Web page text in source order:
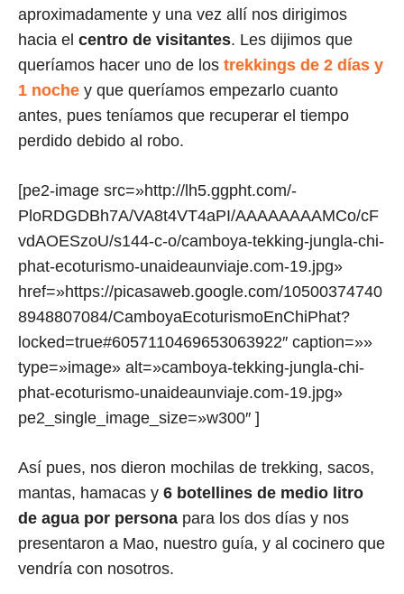
aproximadamente y una vez allí nos dirigimos
hacia el centro de visitantes. Les dijimos que
queríamos hacer uno de los trekkings de 2 días y
1 noche y que queríamos empezarlo cuanto
antes, pues teníamos que recuperar el tiempo
perdido debido al robo.
[pe2-image src=»http://lh5.ggpht.com/-
PloRDGDBh7A/VA8t4VT4aPI/AAAAAAAAMCo/cF
vdAOESzoU/s144-c-o/camboya-tekking-jungla-chi-
phat-ecoturismo-unaideaunviaje.com-19.jpg»
href=»https://picasaweb.google.com/10500374740
8948807084/CamboyaEcoturismoEnChiPhat?
locked=true#6057110469653063922″ caption=»»
type=»image» alt=»camboya-tekking-jungla-chi-
phat-ecoturismo-unaideaunviaje.com-19.jpg»
pe2_single_image_size=»w300″ ]
Así pues, nos dieron mochilas de trekking, sacos,
mantas, hamacas y 6 botellines de medio litro
de agua por persona para los dos días y nos
presentaron a Mao, nuestro guía, y al cocinero que
vendría con nosotros.